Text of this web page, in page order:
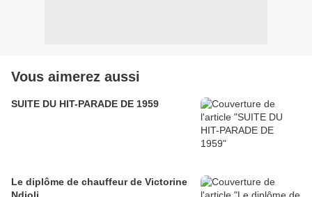
Vous aimerez aussi
SUITE DU HIT-PARADE DE 1959
Le diplôme de chauffeur de Victorine
Ndjoli